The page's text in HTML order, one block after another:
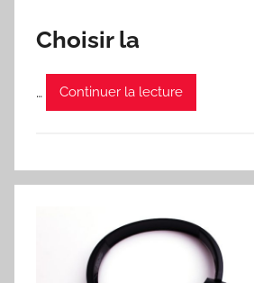
Choisir la
… Continuer la lecture